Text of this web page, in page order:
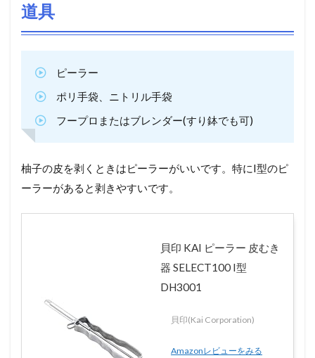
道具
ピーラー
ポリ手袋、ニトリル手袋
フープロまたはブレンダー(すり鉢でも可)
柚子の皮を剥くときはピーラーがいいです。特にI型のピ
ーラーがあると剥きやすいです。
貝印 KAI ピーラー 皮むき
器 SELECT100 I型
DH3001
貝印(Kai Corporation)
Amazonレビューをみる